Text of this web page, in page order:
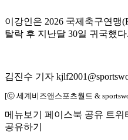
이강인은 2026 국제축구연맹
탈락 후 지난달 30일 귀국했다.
김진수 기자
[ⓒ 세계비즈앤스포츠월드 &
메뉴보기 페이스북 공유 트위
공유하기